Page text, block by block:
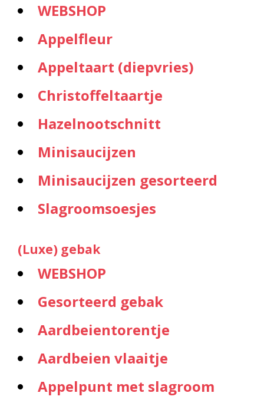
WEBSHOP
Appelfleur
Appeltaart (diepvries)
Christoffeltaartje
Hazelnootschnitt
Minisaucijzen
Minisaucijzen gesorteerd
Slagroomsoesjes
(Luxe) gebak
WEBSHOP
Gesorteerd gebak
Aardbeientorentje
Aardbeien vlaaitje
Appelpunt met slagroom